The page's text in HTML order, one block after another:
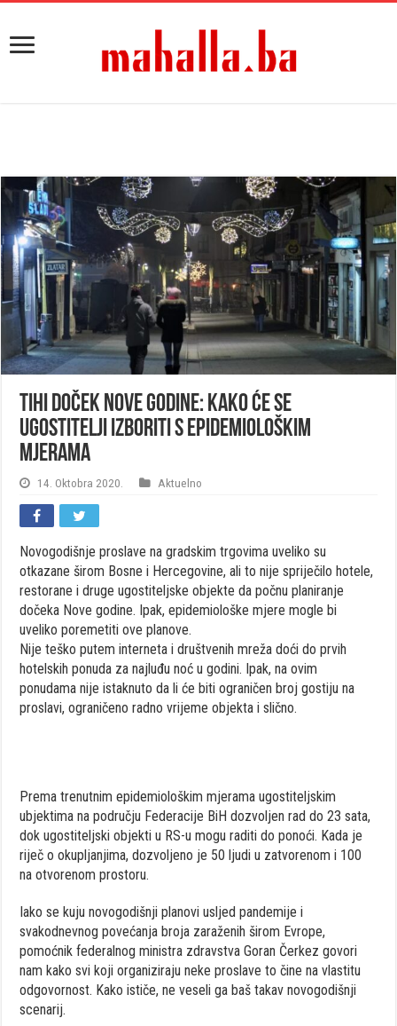
Tihi doček Nove godine: Kako će se
ugostitelji izboriti s epidemiološkim
mjerama
14. Oktobra 2020. Aktuelno
Novogodišnje proslave na gradskim trgovima uveliko su
otkazane širom Bosne i Hercegovine, ali to nije spriječilo hotele,
restorane i druge ugostiteljske objekte da počnu planiranje
dočeka Nove godine. Ipak, epidemiološke mjere mogle bi
uveliko poremetiti ove planove.
Nije teško putem interneta i društvenih mreža doći do prvih
hotelskih ponuda za najluđu noć u godini. Ipak, na ovim
ponudama nije istaknuto da li će biti ograničen broj gostiju na
proslavi, ograničeno radno vrijeme objekta i slično.
Prema trenutnim epidemiološkim mjerama ugostiteljskim
ubjektima na području Federacije BiH dozvoljen rad do 23 sata,
dok ugostiteljski objekti u RS-u mogu raditi do ponoći. Kada je
riječ o okupljanjima, dozvoljeno je 50 ljudi u zatvorenom i 100
na otvorenom prostoru.
Iako se kuju novogodišnji planovi usljed pandemije i
svakodnevnog povećanja broja zaraženih širom Evrope,
pomoćnik federalnog ministra zdravstva Goran Čerkez govori
nam kako svi koji organiziraju neke proslave to čine na vlastitu
odgovornost. Kako ističe, ne veseli ga baš takav novogodišnji
scenarij.